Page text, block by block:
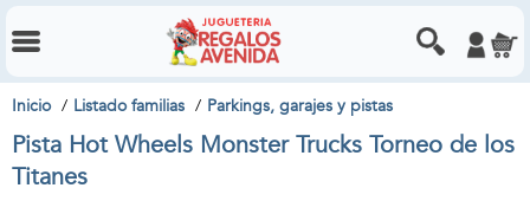
Inicio Listado familias Parkings, garajes y pistas
Pista Hot Wheels Monster Trucks Torneo de los
Titanes